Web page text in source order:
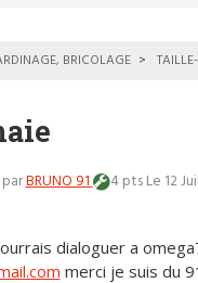
BRICOLAGE
parBRUNO 91 4 ptsLe 12
dialoguer a
merci je suis du